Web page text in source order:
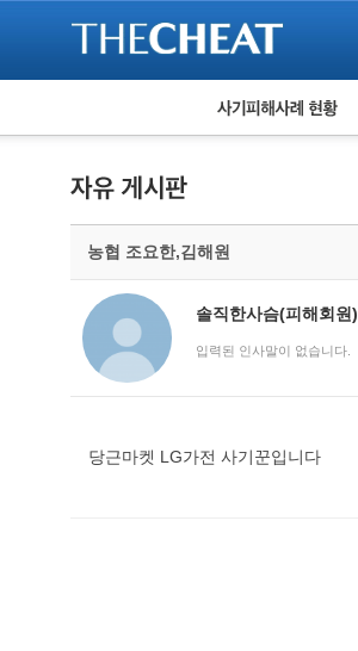
피해사례 현황
보이스피싱 피해사례
유해사이트 목록
비공개 피해사례
워킹홀리데이 피해사례
농협 조요한,김해원
솔직한사슴(피해회원)
입력된 인사말이 없습니다.
당근마켓 LG가전 사기꾼입니다